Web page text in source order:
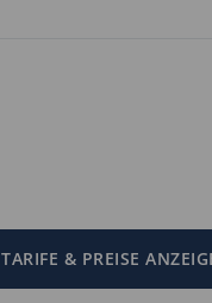
TARIFE & PREISE